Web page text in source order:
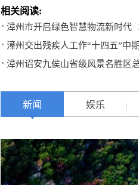
相关阅读:
漳州市开启绿色智慧物流新时代
漳州交出残疾人工作“十四五”中
漳州诏安九侯山省级风景名胜区
新闻 娱乐